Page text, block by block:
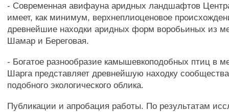
- Современная авифауна аридных ландшафтов
имеет, как минимум, верхнеплиоценовое
древнейшие находки аридных форм воробьиных из
Шамар и Береговая.
- Богатое разнообразие камышевкоподобных птиц в
Шарга представляет древнейшую находку
подобного экологического облика.
Публикации и апробация работы. По результатам